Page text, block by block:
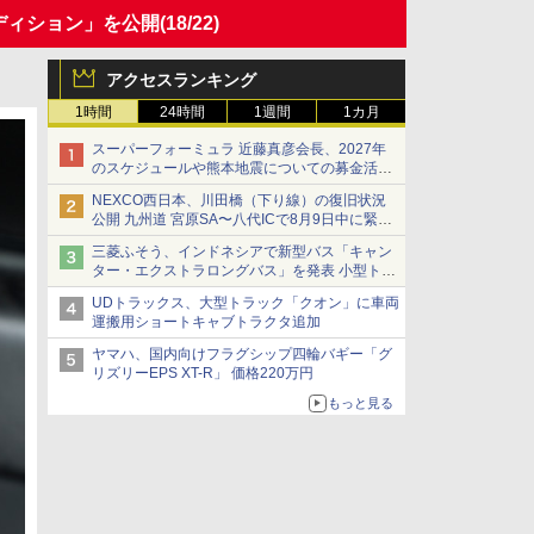
ション」を公開(18/22)
アクセスランキング
1時間 24時間 1週間 1カ月
スーパーフォーミュラ 近藤真彦会長、2027年
のスケジュールや熊本地震についての募金活動
を紹介
NEXCO西日本、川田橋（下り線）の復旧状況
公開 九州道 宮原SA〜八代ICで8月9日中に緊急
車両を通行可能に
三菱ふそう、インドネシアで新型バス「キャン
ター・エクストラロングバス」を発表 小型トラ
ックベースの観光・旅客輸送向けバス
UDトラックス、大型トラック「クオン」に車両
運搬用ショートキャブトラクタ追加
ヤマハ、国内向けフラグシップ四輪バギー「グ
リズリーEPS XT-R」 価格220万円
もっと見る